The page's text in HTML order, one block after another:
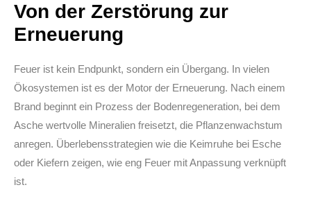
Von der Zerstörung zur
Erneuerung
Feuer ist kein Endpunkt, sondern ein Übergang. In vielen
Ökosystemen ist es der Motor der Erneuerung. Nach einem
Brand beginnt ein Prozess der Bodenregeneration, bei dem
Asche wertvolle Mineralien freisetzt, die Pflanzenwachstum
anregen. Überlebensstrategien wie die Keimruhe bei Esche
oder Kiefern zeigen, wie eng Feuer mit Anpassung verknüpft
ist.